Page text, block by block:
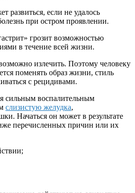
развиться, если не удалось
при остром проявлении.
грозит возможностью
в течение всей жизни.
излечить. Поэтому человеку
поменять образ жизни, стиль
с рецидивами.
сильным воспалительным
слизистую желудка,
Начаться он может в результате
перечисленных причин или их